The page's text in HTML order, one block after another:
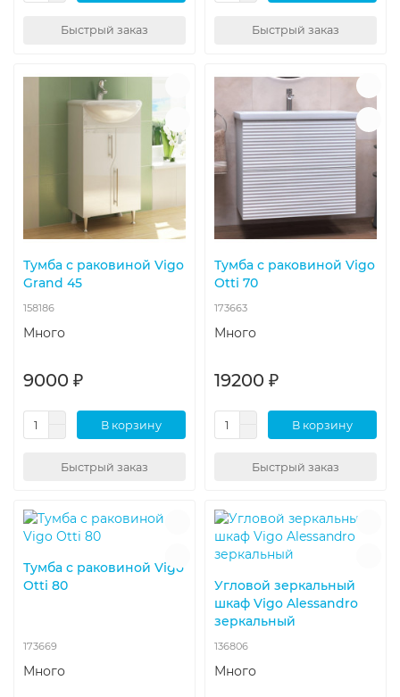
Быстрый заказ Быстрый заказ
Тумба с раковиной Vigo
Grand 45
158186
Много
9000 ₽
В корзину
Быстрый заказ
Тумба с раковиной Vigo
Otti 70
173663
Много
19200 ₽
В корзину
Быстрый заказ
Тумба с раковиной Vigo
Otti 80
173669
Много
Угловой зеркальный
шкаф Vigo Alessandro
зеркальный
136806
Много